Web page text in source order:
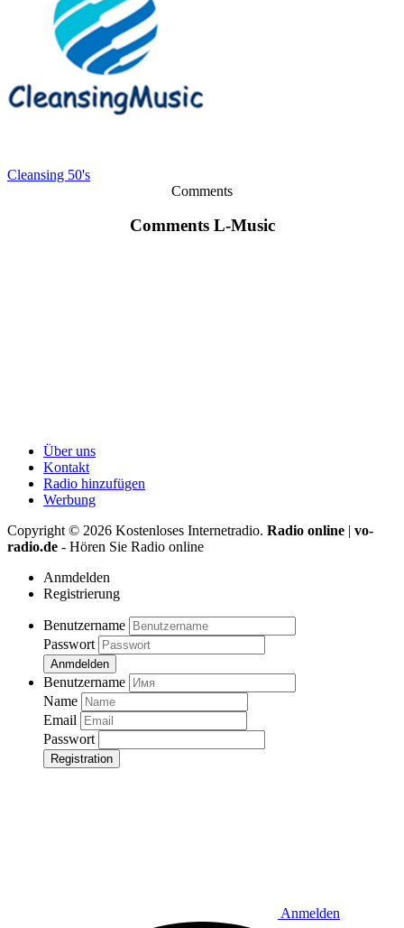
Cleansing 50's
Comments
Comments L-Music
Über uns
Kontakt
Radio hinzufügen
Werbung
Copyright © 2026 Kostenloses Internetradio. Radio online | vo-
radio.de - Hören Sie Radio online
Anmdelden
Registrierung
Benutzername
Passwort
Anmdelden
Benutzername
Name
Email
Passwort
Registration
Anmelden